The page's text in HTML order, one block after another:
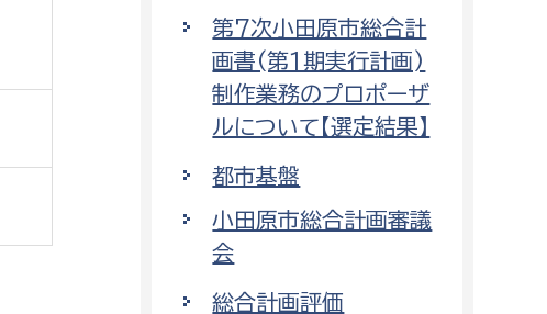
第7次小田原市総合計
画書(第1期実行計画)
制作業務のプロポーザ
ルについて【選定結果】
都市基盤
小田原市総合計画審議
会
総合計画評価